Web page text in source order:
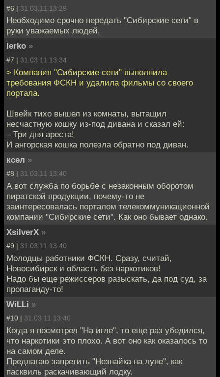
#6 | 31.03.11 13:29
Необходимо срочно передать "Сибирские сети" в
руки уважаемых людей.
lerko »
#7 | 31.03.11 13:34
> Компания "Сибирские сети" выполнила
требования ФСКН и удалила фильмы со своего
портала.
Швейк тихо вышел из комнаты, вытащил
несчастную кошку из-под дивана и сказал ей:
– Три дня ареста!
И ангорская кошка полезла обратно под диван.
ксел »
#8 | 31.03.11 13:40
А вот служба по борьбе с незаконным оборотом
пиратской продукции, почему-то не
заинтересовалась порталом телекоммуникационной
компании "Сибирские сети". Как оно бывает однако.
XsilverX »
#9 | 31.03.11 13:40
Молодцы работники ФСКН. Сразу, считай,
Новосибирск и область без наркотиков!
Надо бы еще режиссеров разыскать, да под суд, за
пропаганду-то!
WiLLi »
#10 | 31.03.11 13:40
Когда я посмотрел "На игле", то еще раз убедился,
что наркотики это плохо. А вот оно как оказалось то
на самом деле.
Предлагаю запретить "Незнайка на луне", как
пасквиль раскачивающий лодку.